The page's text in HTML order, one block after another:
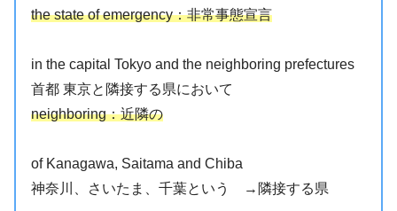
the state of emergency：非常事態宣言
in the capital Tokyo and the neighboring prefectures
首都 東京と隣接する県において
neighboring：近隣の
of Kanagawa, Saitama and Chiba
神奈川、さいたま、千葉という →隣接する県